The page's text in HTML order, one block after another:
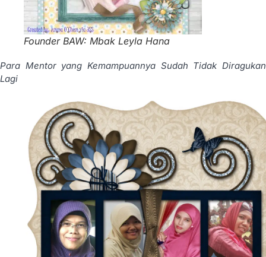
Founder BAW: Mbak Leyla Hana
Para Mentor yang Kemampuannya Sudah Tidak Diragukan
Lagi